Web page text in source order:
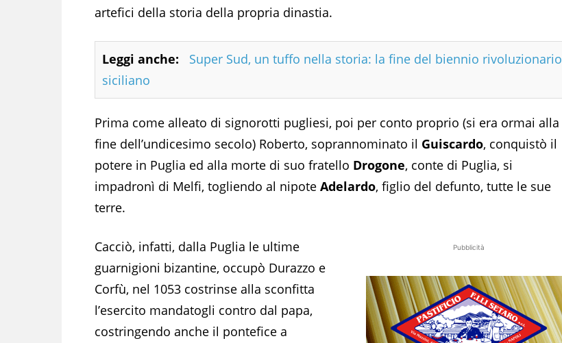
artefici della storia della propria dinastia.
Leggi anche:
Super Sud, un tuffo nella storia: la fine del biennio rivoluzionario
siciliano
Prima come alleato di signorotti pugliesi, poi per conto proprio (si era ormai alla
fine dell’undicesimo secolo) Roberto, soprannominato il Guiscardo, conquistò il
potere in Puglia ed alla morte di suo fratello Drogone, conte di Puglia, si
impadronì di Melfi, togliendo al nipote Adelardo, figlio del defunto, tutte le sue
terre.
Pubblicità
Cacciò, infatti, dalla Puglia le ultime
guarnigioni bizantine, occupò Durazzo e
Corfù, nel 1053 costrinse alla sconfitta
l’esercito mandatogli contro dal papa,
costringendo anche il pontefice a